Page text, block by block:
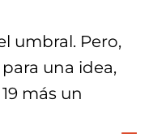
umbral. Pero,
una idea,
más un